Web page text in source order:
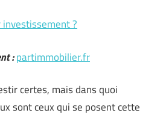
?
:partimmobilier.fr
certes, mais dans quoi
sont ceux qui se posent cette